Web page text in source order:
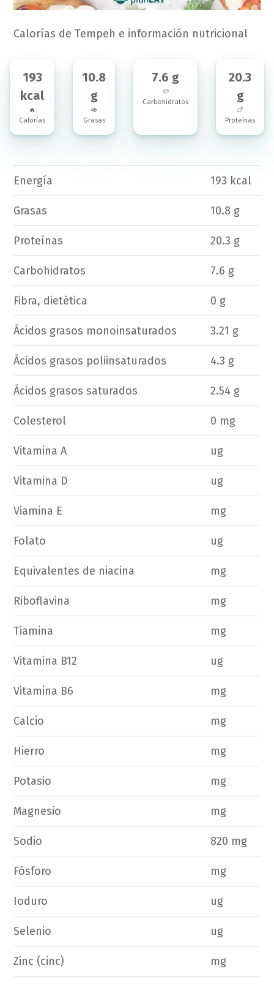
Calorías de Tempeh e información nutricional
193
kcal
🔥
Calorías
10.8
g
🥑
Grasas
7.6 g
🥔
Carbohidratos
20.3
g
🍗
Proteínas
Energía 193 kcal
Grasas 10.8 g
Proteínas 20.3 g
Carbohidratos 7.6 g
Fibra, dietética 0 g
Ácidos grasos monoinsaturados 3.21 g
Ácidos grasos poliinsaturados 4.3 g
Ácidos grasos saturados 2.54 g
Colesterol 0 mg
Vitamina A ug
Vitamina D ug
Viamina E mg
Folato ug
Equivalentes de niacina mg
Riboflavina mg
Tiamina mg
Vitamina B12 ug
Vitamina B6 mg
Calcio mg
Hierro mg
Potasio mg
Magnesio mg
Sodio 820 mg
Fósforo mg
Ioduro ug
Selenio ug
Zinc (cinc) mg